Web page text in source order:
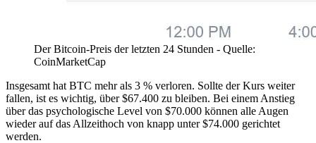
Der Bitcoin-Preis der letzten 24 Stunden - Quelle:
CoinMarketCap
Insgesamt hat BTC mehr als 3 % verloren. Sollte der Kurs weiter
fallen, ist es wichtig, über $67.400 zu bleiben. Bei einem Anstieg
über das psychologische Level von $70.000 können alle Augen
wieder auf das Allzeithoch von knapp unter $74.000 gerichtet
werden.